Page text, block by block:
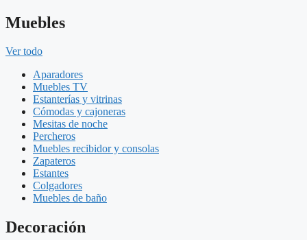
Muebles
Ver todo
Aparadores
Muebles TV
Estanterías y vitrinas
Cómodas y cajoneras
Mesitas de noche
Percheros
Muebles recibidor y consolas
Zapateros
Estantes
Colgadores
Muebles de baño
Decoración